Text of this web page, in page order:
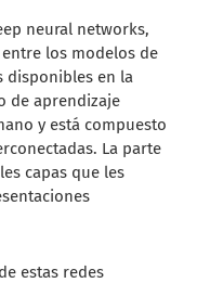
neural networks,
los modelos de
disponibles en la
de aprendizaje
y está compuesto
La parte
capas que les
estas redes